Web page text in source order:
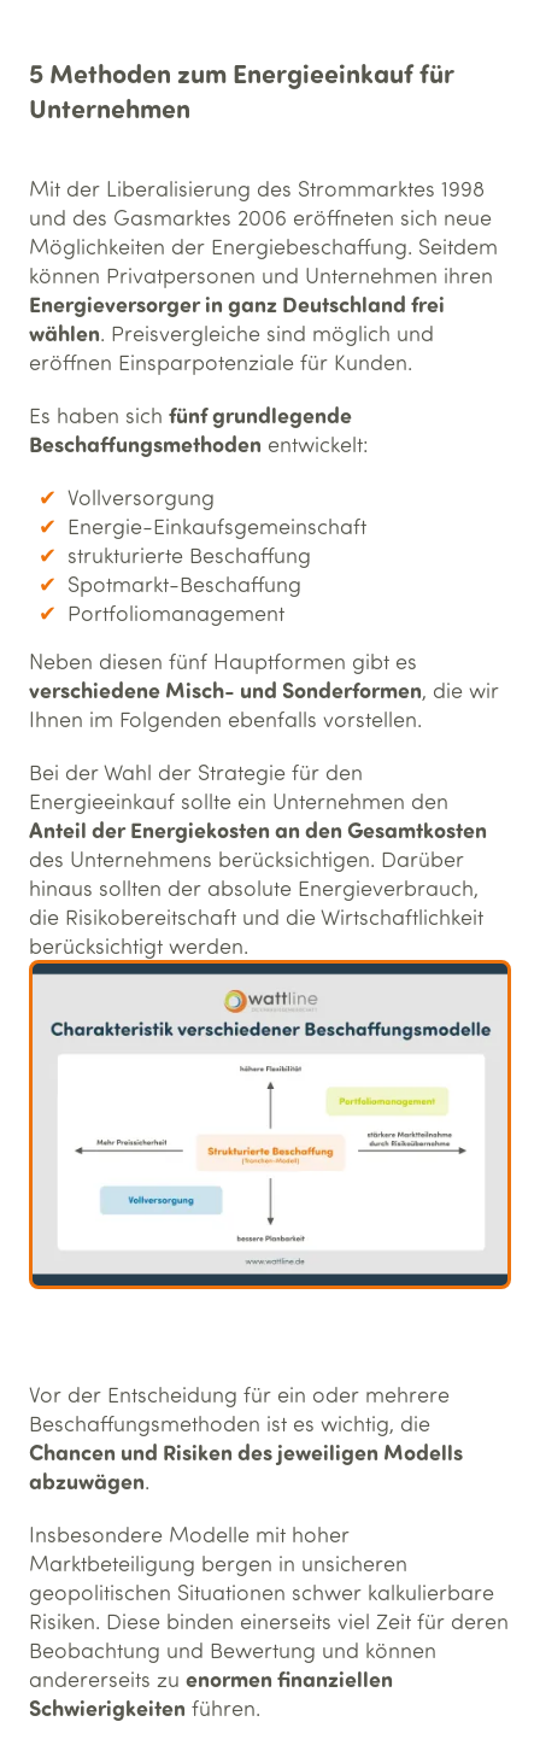
5 Methoden zum Energieeinkauf für
Unternehmen
Mit der Liberalisierung des Strommarktes 1998
und des Gasmarktes 2006 eröffneten sich neue
Möglichkeiten der Energiebeschaffung. Seitdem
können Privatpersonen und Unternehmen ihren
Energieversorger in ganz Deutschland frei
wählen. Preisvergleiche sind möglich und
eröffnen Einsparpotenziale für Kunden.
Es haben sich fünf grundlegende
Beschaffungsmethoden entwickelt:
Vollversorgung
Energie-Einkaufsgemeinschaft
strukturierte Beschaffung
Spotmarkt-Beschaffung
Portfoliomanagement
Neben diesen fünf Hauptformen gibt es
verschiedene Misch- und Sonderformen, die wir
Ihnen im Folgenden ebenfalls vorstellen.
Bei der Wahl der Strategie für den
Energieeinkauf sollte ein Unternehmen den
Anteil der Energiekosten an den Gesamtkosten
des Unternehmens berücksichtigen. Darüber
hinaus sollten der absolute Energieverbrauch,
die Risikobereitschaft und die Wirtschaftlichkeit
berücksichtigt werden.
Vor der Entscheidung für ein oder mehrere
Beschaffungsmethoden ist es wichtig, die
Chancen und Risiken des jeweiligen Modells
abzuwägen.
Insbesondere Modelle mit hoher
Marktbeteiligung bergen in unsicheren
geopolitischen Situationen schwer kalkulierbare
Risiken. Diese binden einerseits viel Zeit für deren
Beobachtung und Bewertung und können
andererseits zu enormen finanziellen
Schwierigkeiten führen.